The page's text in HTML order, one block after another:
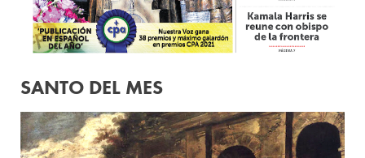
SANTO DEL MES